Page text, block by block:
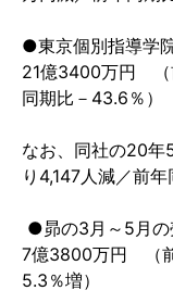
●東京個別指導学
21億3400万円 （
同期比－ 43.6 ％
なお、同社の20年
り 4,147人減／前年
●昴の3月～ 5月
7億3800万円 （
5.3 ％増）